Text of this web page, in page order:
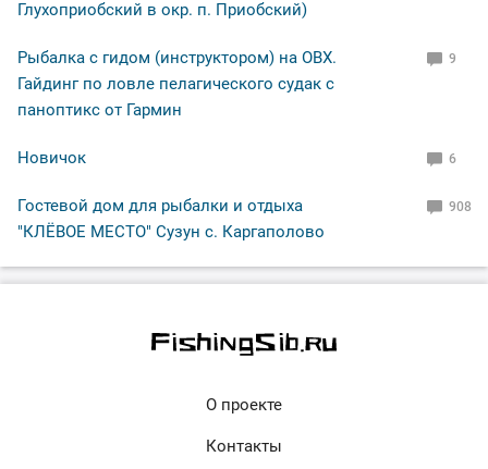
Глухоприобский в окр. п. Приобский)
Рыбалка с гидом (инструктором) на ОВХ.
Гайдинг по ловле пелагического судак с
паноптикс от Гармин
9
Новичок 6
Гостевой дом для рыбалки и отдыха
"КЛЁВОЕ МЕСТО" Сузун с. Каргаполово
908
О проекте
Контакты